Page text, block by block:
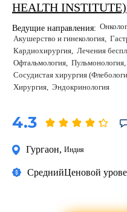
HEALTH INSTITUTE)
Ведущие направления:
Акушерство и гинекология
Кардиохирургия Лечения
Офтальмология Пульмонология
Сосудистая хирургия
Хирургия Эндокринология
4.3
Гургаон, Индия
СреднийЦеновой